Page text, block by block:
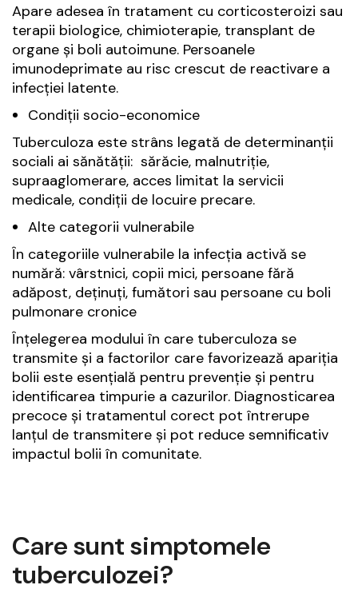
Apare adesea în tratament cu corticosteroizi sau
terapii biologice, chimioterapie, transplant de
organe și boli autoimune. Persoanele
imunodeprimate au risc crescut de reactivare a
infecției latente.
Condiții socio-economice
Tuberculoza este strâns legată de determinanții
sociali ai sănătății: sărăcie, malnutriție,
supraaglomerare, acces limitat la servicii
medicale, condiții de locuire precare.
Alte categorii vulnerabile
În categoriile vulnerabile la infecția activă se
numără: vârstnici, copii mici, persoane fără
adăpost, deținuți, fumători sau persoane cu boli
pulmonare cronice
Înțelegerea modului în care tuberculoza se
transmite și a factorilor care favorizează apariția
bolii este esențială pentru prevenție și pentru
identificarea timpurie a cazurilor. Diagnosticarea
precoce și tratamentul corect pot întrerupe
lanțul de transmitere și pot reduce semnificativ
impactul bolii în comunitate.
Care sunt simptomele
tuberculozei?